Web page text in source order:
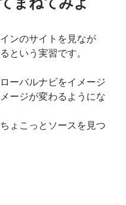
ンのサイトを見なが
という実習です。
ーバルナビをイメージ
ージが変わるようにな
ょこっとソースを見つ